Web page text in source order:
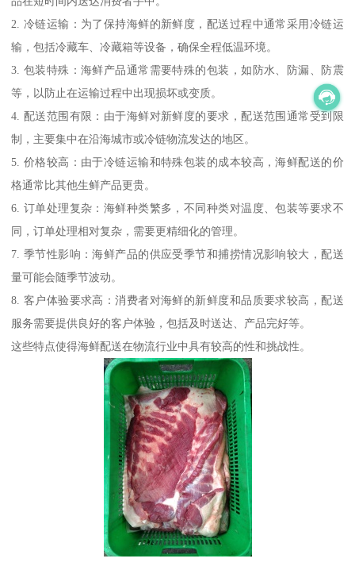
2. 冷链运输：为了保持海鲜的新鲜度，配送过程中通常采用冷链运
输，包括冷藏车、冷藏箱等设备，确保全程低温环境。
3. 包装特殊：海鲜产品通常需要特殊的包装，如防水、防漏、防震
等，以防止在运输过程中出现损坏或变质。
4. 配送范围有限：由于海鲜对新鲜度的要求，配送范围通常受到限
制，主要集中在沿海城市或冷链物流发达的地区。
5. 价格较高：由于冷链运输和特殊包装的成本较高，海鲜配送的价
格通常比其他生鲜产品更贵。
6. 订单处理复杂：海鲜种类繁多，不同种类对温度、包装等要求不
同，订单处理相对复杂，需要更精细化的管理。
7. 季节性影响：海鲜产品的供应受季节和捕捞情况影响较大，配送
量可能会随季节波动。
8. 客户体验要求高：消费者对海鲜的新鲜度和品质要求较高，配送
服务需要提供良好的客户体验，包括及时送达、产品完好等。
这些特点使得海鲜配送在物流行业中具有较高的性和挑战性。